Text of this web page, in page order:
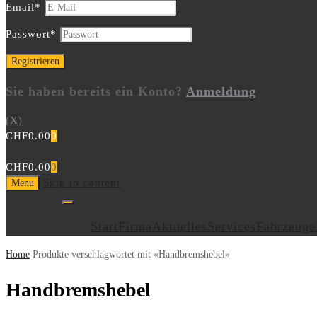
Email*
Passwort*
Sie haben bereits ein Konto? Anmeldung
(X)
CHF0.000
CHF0.000
Menu
Home Produkte verschlagwortet mit «Handbremshebel»
Handbremshebel